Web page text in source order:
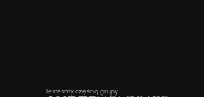
Jesteśmy częścią grupy